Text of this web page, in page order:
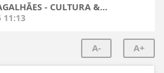
- CULTURA &...
11:13
A- A+